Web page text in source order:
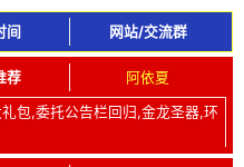
间 网站/交流群
荐 阿依夏
包,委托公告栏回归,金龙圣器,环